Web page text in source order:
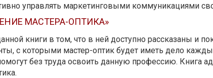
управлять маркетинговыми коммуникациями
МАСТЕРА-ОПТИКА»
книги в том, что в ней доступно рассказаны и
с которыми мастер-оптик будет иметь дело
без труда освоить данную профессию. Книга